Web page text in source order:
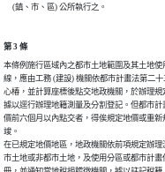
第 3 條
本條例施行區域內之都市土地範圍及其土地
線，應由工務 (建設) 機關依都市計畫法第二
心椿，並計算座標後點交地政機關，於辦理規
據以逕行辦理地籍測量及分割登記。但都市
價前六個月以內點交者，得俟規定地價或重
竣。
在已規定地價地區，地政機關依前項規定辦
市土地或非都市土地，及使用分區或都市計